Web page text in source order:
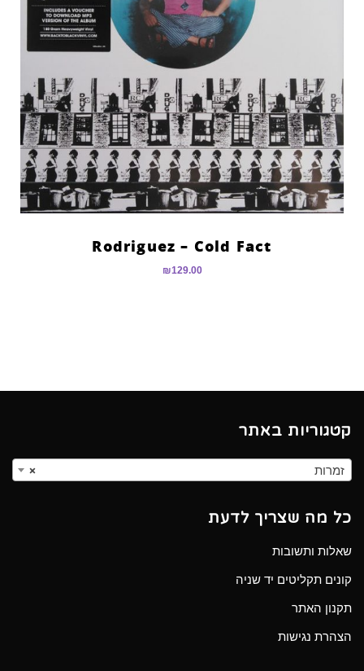
Rodriguez – Cold Fact
₪129.00
קטגוריות באתר
× זמרות
כל מה שצריך לדעת
שאלות ותשובות
קונים תקליטים יד שניה
תקנון האתר
הצהרת נגישות